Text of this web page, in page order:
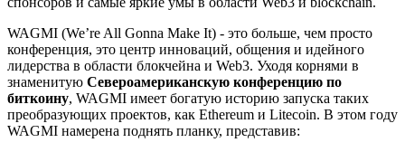
WAGMI (We’re All Gonna Make It) - это больше, чем просто
конференция, это центр инноваций, общения и идейного
лидерства в области блокчейна и Web3. Уходя корнями в
знаменитую Североамериканскую конференцию по
биткоину, WAGMI имеет богатую историю запуска таких
преобразующих проектов, как Ethereum и Litecoin. В этом году
WAGMI намерена поднять планку, представив: